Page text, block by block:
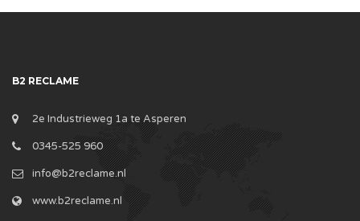
B2 RECLAME
2e Industrieweg 1a te Asperen
0345-525 960
info@b2reclame.nl
www.b2reclame.nl